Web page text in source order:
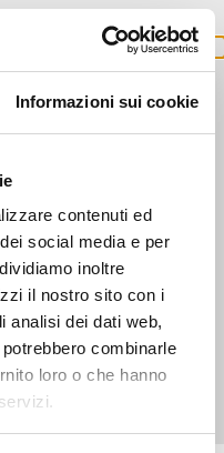
Informazioni sui cookie
contenuti ed
social media e per
inoltre
il nostro sito con i
analisi dei dati web,
combinarle
loro o che hanno